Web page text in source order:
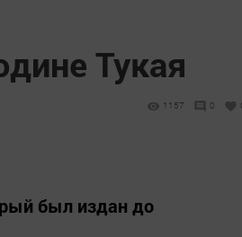
Тукая
1157 0
был издан до